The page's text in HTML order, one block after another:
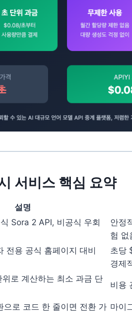
서비스 핵심 요약
설명
Sora 2 API, 비공식 우회
안정
험 없
전용 공식 홈페이지 대비
초당
경제
로 계산하는 최소 과금 단
비용
으로 코드 한 줄이면 전환 가 마이